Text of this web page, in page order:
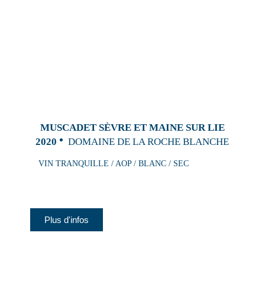
MUSCADET SÈVRE ET MAINE SUR LIE
2020
DOMAINE DE LA ROCHE BLANCHE
VIN TRANQUILLE / AOP / BLANC / SEC
Plus d'infos